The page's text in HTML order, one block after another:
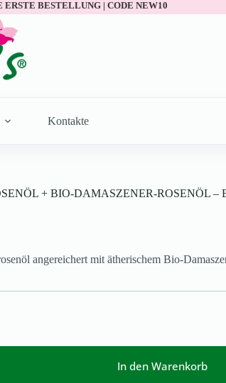
ERSTE BESTELLUNG | CODE NEW10
Kontakte
+ BIO-DAMASZENER-ROSENÖL –
angereichert mit ätherischem Bio-
In den Warenkorb